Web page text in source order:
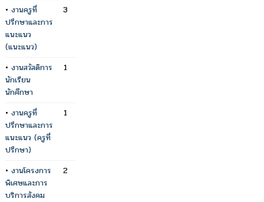
• งานครูที่
ปรึกษาและการ
แนะแนว
(แนะแนว)
3
• งานสวัสดิการ
นักเรียน
นักศึกษา
1
• งานครูที่
ปรึกษาและการ
แนะแนว (ครูที่
ปรึกษา)
1
• งานโครงการ
พิเศษและการ
บริการสังคม
2